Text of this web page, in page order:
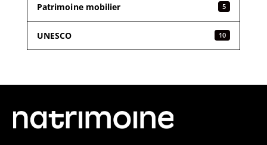
Patrimoine mobilier 5
UNESCO 10